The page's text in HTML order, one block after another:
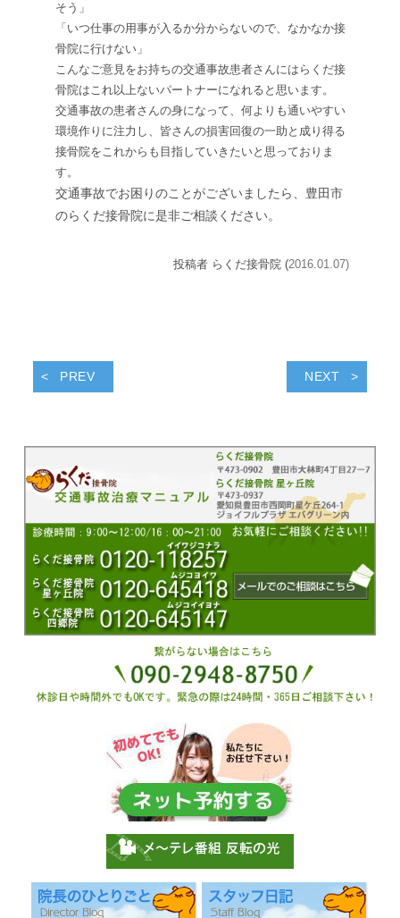
そう」
「いつ仕事の用事が入るか分からないので、なかなか接
骨院に行けない」
こんなご意見をお持ちの交通事故患者さんにはらくだ接
骨院はこれ以上ないパートナーになれると思います。
交通事故の患者さんの身になって、何よりも通いやすい
環境作りに注力し、皆さんの損害回復の一助と成り得る
接骨院をこれからも目指していきたいと思っておりま
す。
交通事故でお困りのことがございましたら、豊田市
のらくだ接骨院に是非ご相談ください。
投稿者 らくだ接骨院 (2016.01.07)
PREV NEXT